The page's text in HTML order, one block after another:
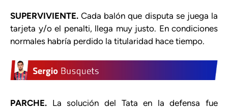
SUPERVIVIENTE. Cada balón que disputa se juega la
tarjeta y/o el penalti, llega muy justo. En condiciones
normales habría perdido la titularidad hace tiempo.
PARCHE. La solución del Tata en la defensa fue